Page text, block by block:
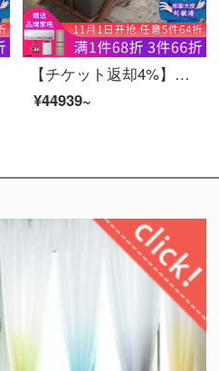
【チケット返却4%】慕尼思丹ソファ全実木ソファ布芸ソファー北欧新中国式全屋家具セットセットセットセット双手すり3人位【輸入ホワイトワックス木＋布芸座バッグ】
¥44939~